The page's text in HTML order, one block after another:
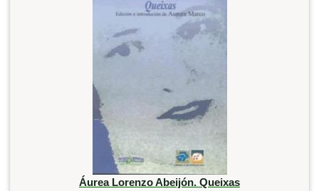
Áurea Lorenzo Abeijón. Queixas